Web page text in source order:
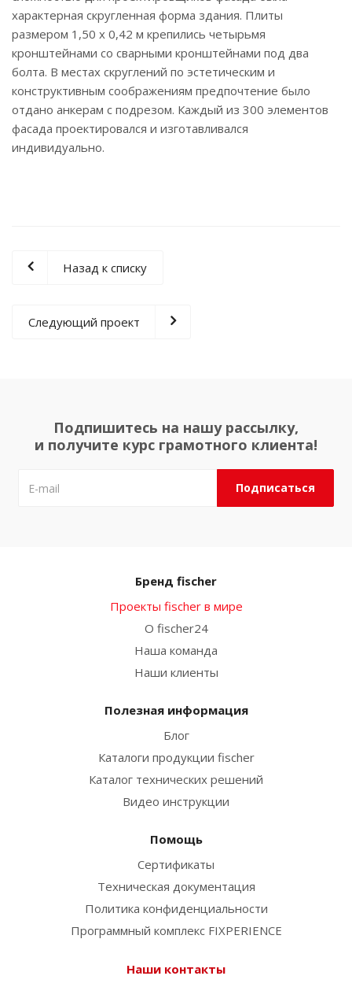
характерная скругленная форма здания. Плиты
размером 1,50 х 0,42 м крепились четырьмя
кронштейнами со сварными кронштейнами под два
болта. В местах скруглений по эстетическим и
конструктивным соображениям предпочтение было
отдано анкерам с подрезом. Каждый из 300 элементов
фасада проектировался и изготавливался
индивидуально.
Назад к списку
Следующий проект
Подпишитесь на нашу рассылку,
и получите курс грамотного клиента!
Бренд fischer
Проекты fischer в мире
О fischer24
Наша команда
Наши клиенты
Полезная информация
Блог
Каталоги продукции fischer
Каталог технических решений
Видео инструкции
Помощь
Сертификаты
Техническая документация
Политика конфиденциальности
Программный комплекс FIXPERIENCE
Наши контакты